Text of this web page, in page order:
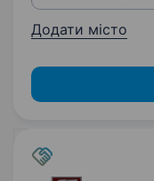
Додати місто